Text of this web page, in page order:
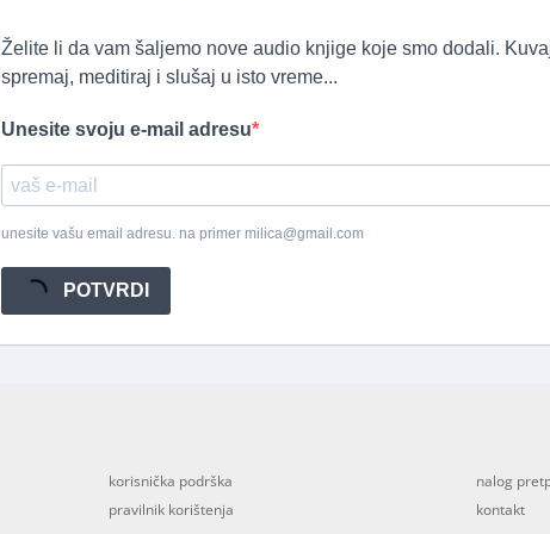
Želite li da vam šaljemo nove audio knjige koje smo dodali.
spremaj, meditiraj i slušaj u isto vreme...
Unesite svoju e-mail adresu
unesite vašu email adresu. na primer milica@gmail.com
POTVRDI
korisnička podrška
pravilnik korištenja
nalog
kontakt